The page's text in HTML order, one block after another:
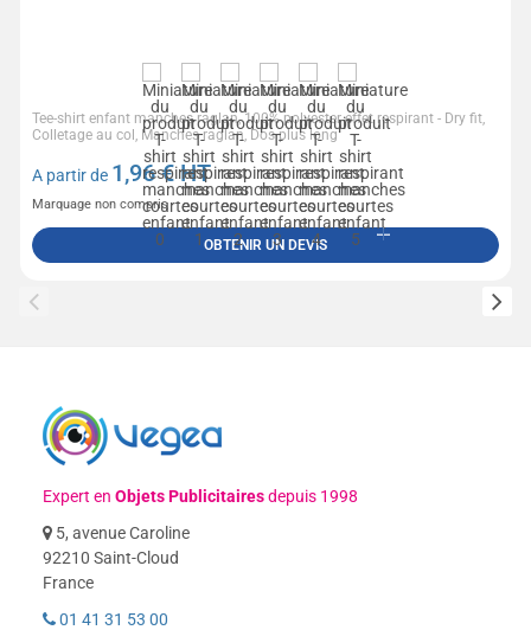
Tee-shirt enfant manches raglan, 100% polyester effet respirant - Dry fit,
Colletage au col, Manches raglan, Dos plus long
A partir de 1,96€ HT
Marquage non compris
OBTENIR UN DEVIS
Expert enObjets Publicitairesdepuis 1998
5, avenue Caroline
92210 Saint-Cloud
France
01 41 31 53 00